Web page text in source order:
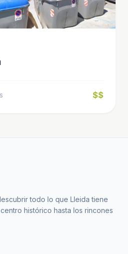
$$
todo lo que Lleida tiene
histórico hasta los rincones